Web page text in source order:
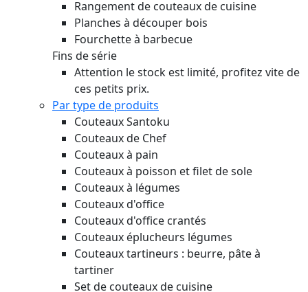
Rangement de couteaux de cuisine
Planches à découper bois
Fourchette à barbecue
Fins de série
Attention le stock est limité, profitez vite de
ces petits prix.
Par type de produits
Couteaux Santoku
Couteaux de Chef
Couteaux à pain
Couteaux à poisson et filet de sole
Couteaux à légumes
Couteaux d'office
Couteaux d'office crantés
Couteaux éplucheurs légumes
Couteaux tartineurs : beurre, pâte à
tartiner
Set de couteaux de cuisine